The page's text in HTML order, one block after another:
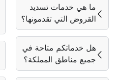
ما هي خدمات تسديد
القروض التي تقدمونها؟
هل خدماتكم متاحة في
جميع مناطق المملكة؟